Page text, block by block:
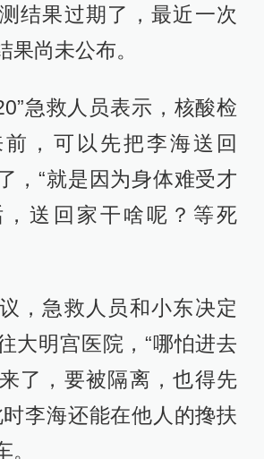
结果过期了，最近一次
果尚未公布。
急救人员表示，核酸检
，可以先把李海送回
，“就是因为身体难受才
送回家干啥呢？等死
，急救人员和小东决定
大明宫医院，“哪怕进去
了，要被隔离，也得先
李海还能在他人的搀扶